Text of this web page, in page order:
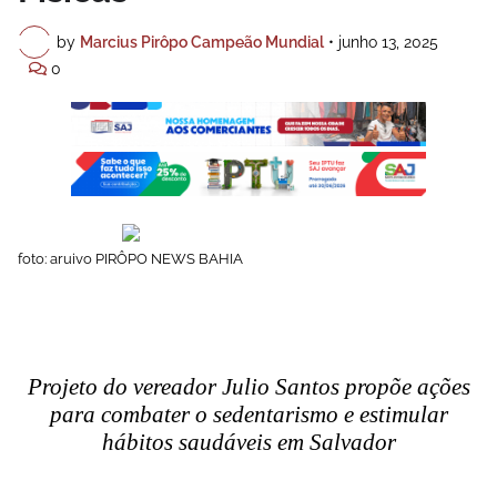
by Marcius Pirôpo Campeão Mundial • junho 13, 2025
0
foto: aruivo PIRÔPO NEWS BAHIA
Projeto do vereador Julio Santos propõe ações
para combater o sedentarismo e estimular
hábitos saudáveis em Salvador